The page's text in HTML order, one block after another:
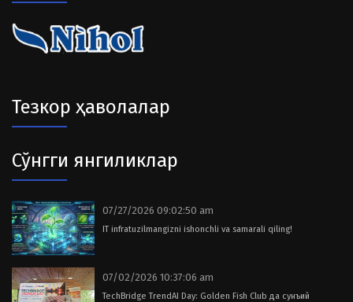
Тезкор ҳаволалар
Сўнгги янгиликлар
07/27/2026 09:02:50 am
IT infratuzilmangizni ishonchli va samarali qiling!
07/02/2026 10:37:06 am
TechBridge TrendAI Day: Golden Fish Club да сунъий